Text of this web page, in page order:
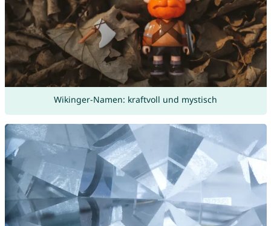
Wikinger-Namen: kraftvoll und mystisch